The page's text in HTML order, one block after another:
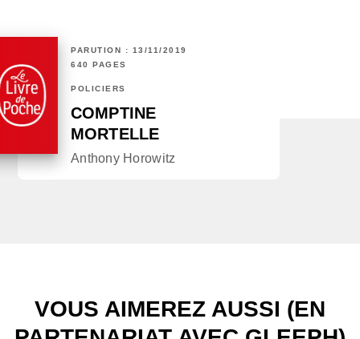
PARUTION : 13/11/2019
640 PAGES
POLICIERS
COMPTINE
MORTELLE
Anthony Horowitz
VOUS AIMEREZ AUSSI (EN